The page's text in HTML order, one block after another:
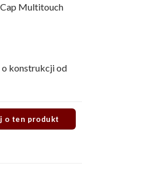
Multitouch
o konstrukcji od